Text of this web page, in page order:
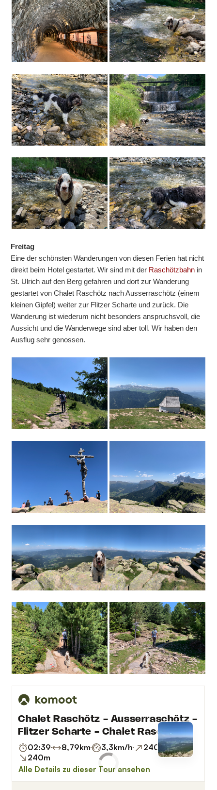
Freitag
Eine der schönsten Wanderungen von diesen Ferien hat nicht
direkt beim Hotel gestartet. Wir sind mit der Raschötzbahn in
St. Ulrich auf den Berg gefahren und dort zur Wanderung
gestartet von Chalet Raschötz nach Ausserraschötz (einem
kleinen Gipfel) weiter zur Flitzer Scharte und zurück. Die
Wanderung ist wiederum nicht besonders anspruchsvoll, die
Aussicht und die Wanderwege sind aber toll. Wir haben den
Ausflug sehr genossen.